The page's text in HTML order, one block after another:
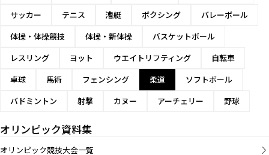
サッカー
テニス 漕艇 ボクシング
バレーボール
体操・体操競技
体操・新体操
バスケットボール
レスリング
ヨット ウエイトリフティング
自転車
卓球
馬術 フェンシング 柔道
ソフトボール
バドミントン
射撃 カヌー アーチェリー 野球
オリンピック資料集
オリンピック競技大会一覧